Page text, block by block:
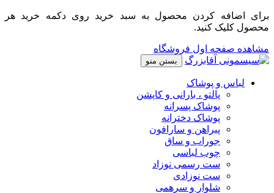
برای اضافه کردن محصول به سبد خرید روی دکمه خرید هر
محصول کلیک کنید.
مشاهده صفحه اول فروشگاه
بستن منو
لباس و پوشاک
پالتو ، بارانی و کاپشن
پوشاک پسرانه
پوشاک دخترانه
پیراهن و سارافون
جوراب و ساق
چوب لباسی
ست رسمی نوزاد
ست نوزادی
شلوار و سرهمی